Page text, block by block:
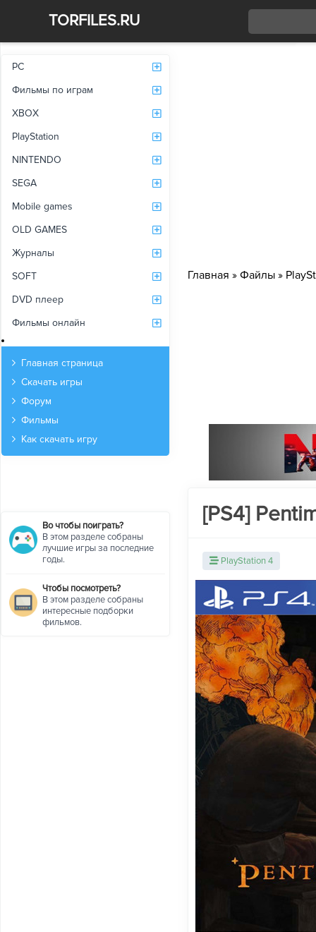
TORFILES.RU
PC
Фильмы по играм
XBOX
PlayStation
NINTENDO
SEGA
Mobile games
OLD GAMES
Журналы
SOFT
DVD плеер
Фильмы онлайн
Главная страница
Скачать игры
Форум
Фильмы
Как скачать игру
Во чтобы поиграть?
В этом разделе собраны
лучшие игры за последние
годы.
Чтобы посмотреть?
В этом разделе собраны
интересные подборки
фильмов.
Главная » Файлы »
[PS4]
PlayStation 4